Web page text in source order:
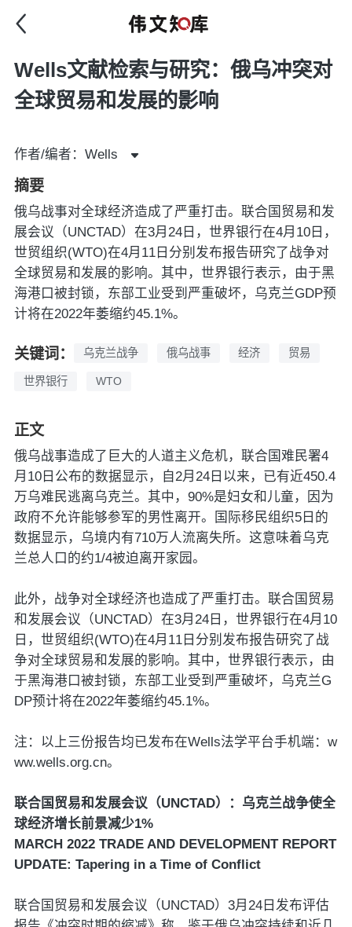
Wells文献检索与研究：俄乌冲突对
全球贸易和发展的影响
作者/编者：Wells
摘要
俄乌战事对全球经济造成了严重打击。联合国贸易和发
展会议（UNCTAD）在3月24日，世界银行在4月10日，
世贸组织(WTO)在4月11日分别发布报告研究了战争对
全球贸易和发展的影响。其中，世界银行表示，由于黑
海港口被封锁，东部工业受到严重破坏，乌克兰GDP预
计将在2022年萎缩约45.1%。
关键词： 乌克兰战争 俄乌战事 经济 贸易
世界银行 WTO
正文
俄乌战事造成了巨大的人道主义危机，联合国难民署4
月10日公布的数据显示，自2月24日以来，已有近450.4
万乌难民逃离乌克兰。其中，90%是妇女和儿童，因为
政府不允许能够参军的男性离开。国际移民组织5日的
数据显示，乌境内有710万人流离失所。这意味着乌克
兰总人口的约1/4被迫离开家园。
此外，战争对全球经济也造成了严重打击。联合国贸易
和发展会议（UNCTAD）在3月24日，世界银行在4月10
日，世贸组织(WTO)在4月11日分别发布报告研究了战
争对全球贸易和发展的影响。其中，世界银行表示，由
于黑海港口被封锁，东部工业受到严重破坏，乌克兰G
DP预计将在2022年萎缩约45.1%。
注：以上三份报告均已发布在Wells法学平台手机端：w
ww.wells.org.cn。
联合国贸易和发展会议（UNCTAD）：乌克兰战争使全
球经济增长前景减少1%
MARCH 2022 TRADE AND DEVELOPMENT REPORT
UPDATE: Tapering in a Time of Conflict
联合国贸易和发展会议（UNCTAD）3月24日发布评估